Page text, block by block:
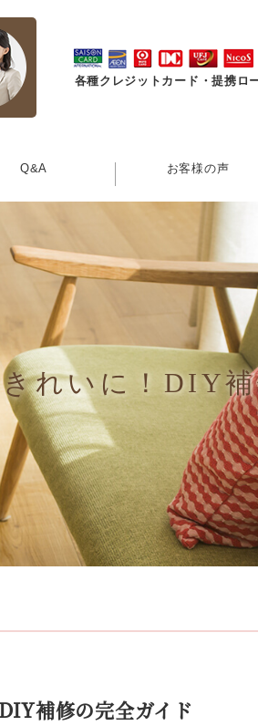
各種クレジットカード・提携ロ
Q&A お客様の声
れいに！DIY
補修の完全ガイド